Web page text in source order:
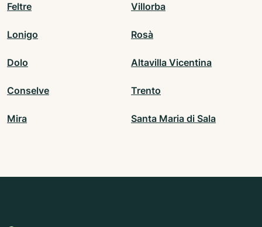
Feltre Villorba
Lonigo Rosà
Dolo Altavilla Vicentina
Conselve Trento
Mira Santa Maria di Sala